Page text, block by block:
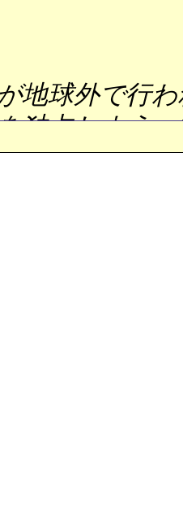
ったら何故
だ。チェン
。折角仲間
。ひしめき
地球外で行
独占しよう
良いのにさ